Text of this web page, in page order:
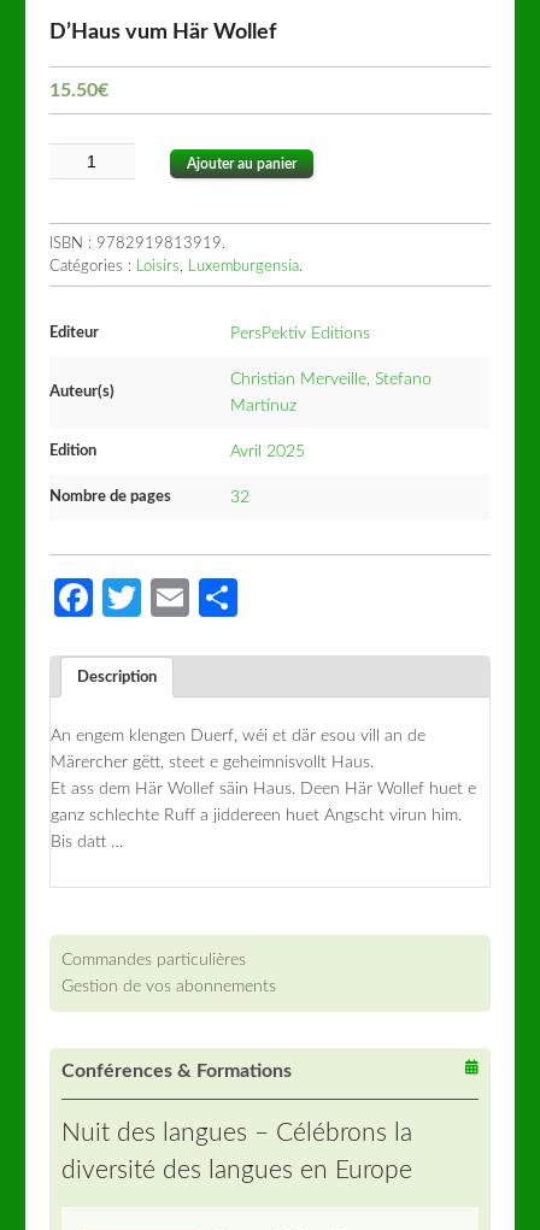
D’Haus vum Här Wollef
15.50€
Ajouter au panier
ISBN : 9782919813919.
Catégories : Loisirs, Luxemburgensia.
Editeur PersPektiv Editions
Auteur(s)
Christian Merveille, Stefano
Martinuz
Edition Avril 2025
Nombre de pages 32
Facebook
Twitter
Email
Description
An engem klengen Duerf, wéi et där esou vill an de
Märercher gëtt, steet e geheimnisvollt Haus.
Et ass dem Här Wollef säin Haus. Deen Här Wollef huet e
ganz schlechte Ruff a jiddereen huet Angscht virun him.
Bis datt …
Commandes particulières
Gestion de vos abonnements
Conférences & Formations
Nuit des langues – Célébrons la
diversité des langues en Europe